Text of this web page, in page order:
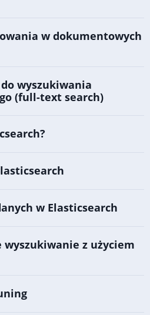
w dokumentowych
wyszukiwania
(full-text search)
w Elasticsearch
wyszukiwanie z użyciem